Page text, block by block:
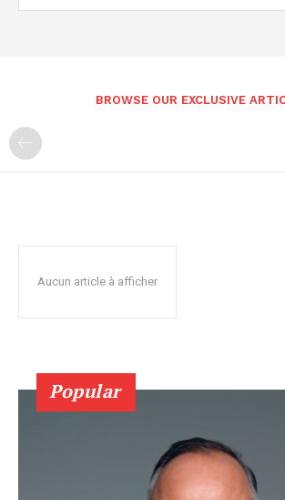
BROWSE OUR EXCLUSIVE
Aucun article à afficher
Popular